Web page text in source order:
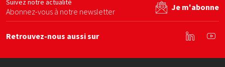
Suivez notre actualité
Abonnez-vous à notre newsletter Je m'abonne
Retrouvez-nous aussi sur
Linkedin